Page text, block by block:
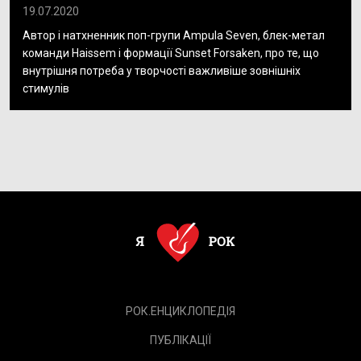
19.07.2020
Автор і натхненник поп-групи Ampula Seven, блек-метал
команди Haissem і формації Sunset Forsaken, про те, що
внутрішня потреба у творчості важливіше зовнішніх
стимулів
РОК.ЕНЦИКЛОПЕДІЯ
ПУБЛІКАЦІЇ